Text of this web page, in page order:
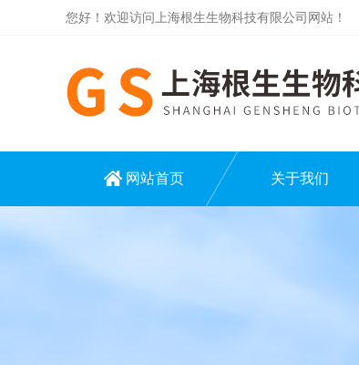
您好！欢迎访问上海根生生物科技有限公司网站！
网站首页 关于我们